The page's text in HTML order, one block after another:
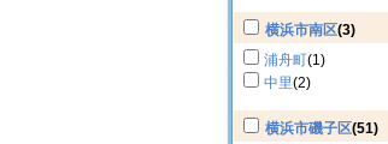
横浜市南区(3)
浦舟町(1)
中里(2)
横浜市磯子区(51)